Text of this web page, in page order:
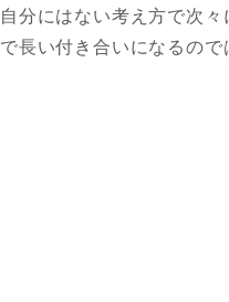
自分にはない考え方で次
で長い付き合いになるので